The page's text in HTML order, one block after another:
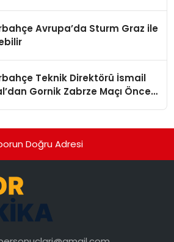
Avrupa’da Sturm Graz ile
Teknik Direktörü İsmail
Gornik Zabrze Maçı Öncesi
Doğru Adresi